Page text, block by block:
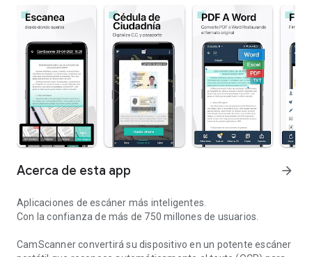
Acerca de esta app arrow_forward
Aplicaciones de escáner más inteligentes.
Con la confianza de más de 750 millones de usuarios.
CamScanner convertirá su dispositivo en un potente escáner